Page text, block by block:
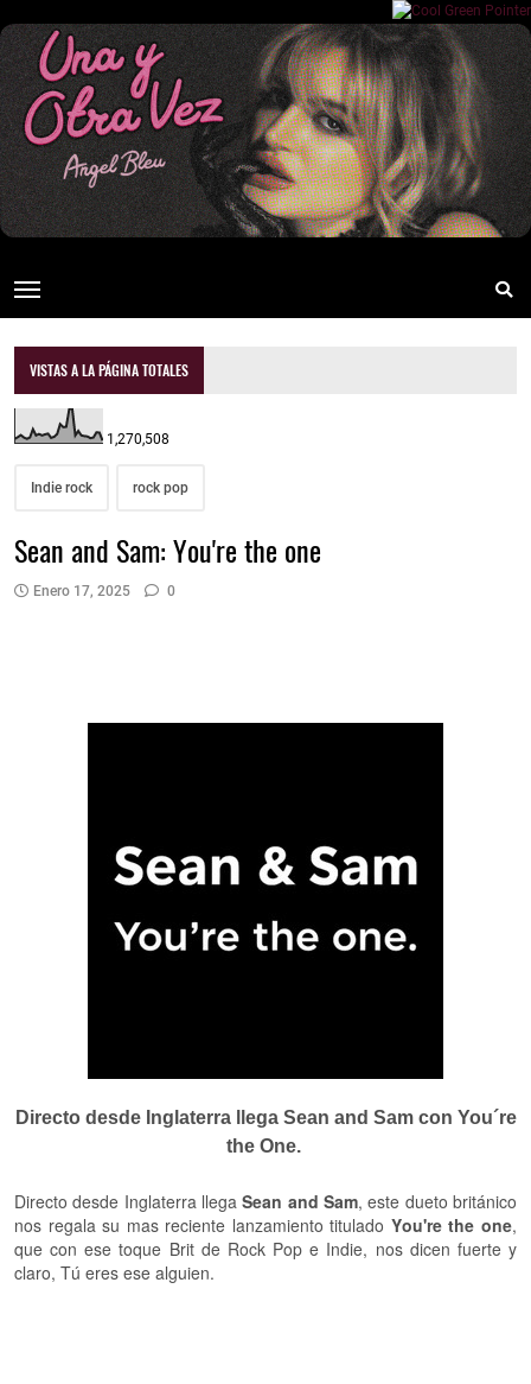
VISTAS A LA PÁGINA TOTALES
1,270,508
Indie rock rock pop
Sean and Sam: You're the one
Enero 17, 2025 0
Directo desde Inglaterra llega Sean and Sam con You´re
the One.
Directo desde Inglaterra llegaSean and Sam, este dueto británico
nos regala su mas reciente lanzamiento titulado You're the one,
que con ese toque Brit de Rock Pop e Indie, nos dicen fuerte y
claro, Tú eres ese alguien.